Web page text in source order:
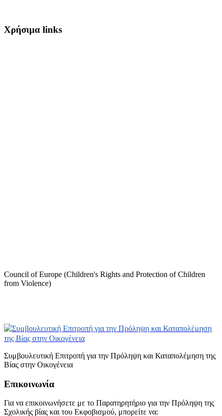
Χρήσιμα links
Council of Europe (Children's Rights and Protection of Children
from Violence)
Συμβουλευτική Επιτροπή για την Πρόληψη και Καταπολέμηση της
Βίας στην Οικογένεια
Επικοινωνία
Για να επικοινωνήσετε με το Παρατηρητήριο για την Πρόληψη της
Σχολικής βίας και του Εκφοβισμού, μπορείτε να: